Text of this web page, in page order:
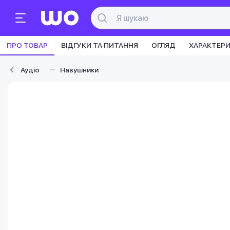
ПРО ТОВАР ВІДГУКИ ТА ПИТАННЯ ОГЛЯД
Аудіо Навушники